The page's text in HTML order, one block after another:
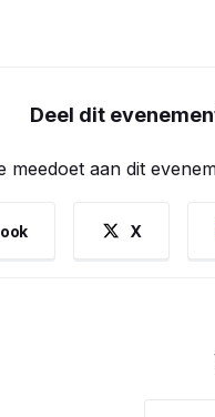
Deel dit
meedoet aan dit
X